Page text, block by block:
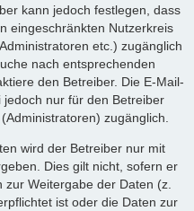
kann jedoch festlegen, dass
eingeschränkten Nutzerkreis
etc.) zugänglich
nach entsprechenden
den Betreiber. Die E-Mail-
nur für den Betreiber
zugänglich.
wird der Betreiber nur mit
Dies gilt nicht, sofern er
Weitergabe der Daten (z.
ist oder die Daten zur